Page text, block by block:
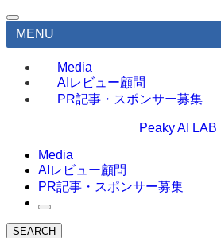
MENU
Media
AIレビュー顧問
PR記事・スポンサー募集
Peaky AI LAB
Media
AIレビュー顧問
PR記事・スポンサー募集
SEARCH